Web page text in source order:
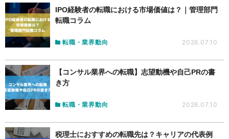
IPO経験者の転職における市場価値は？｜管理部門
転職コラム
転職・業界動向 2026.07.10
【コンサル業界への転職】志望動機や自己PRの書
き方
転職・業界動向 2026.07.10
税理士におすすめの転職先は？キャリアの代表例